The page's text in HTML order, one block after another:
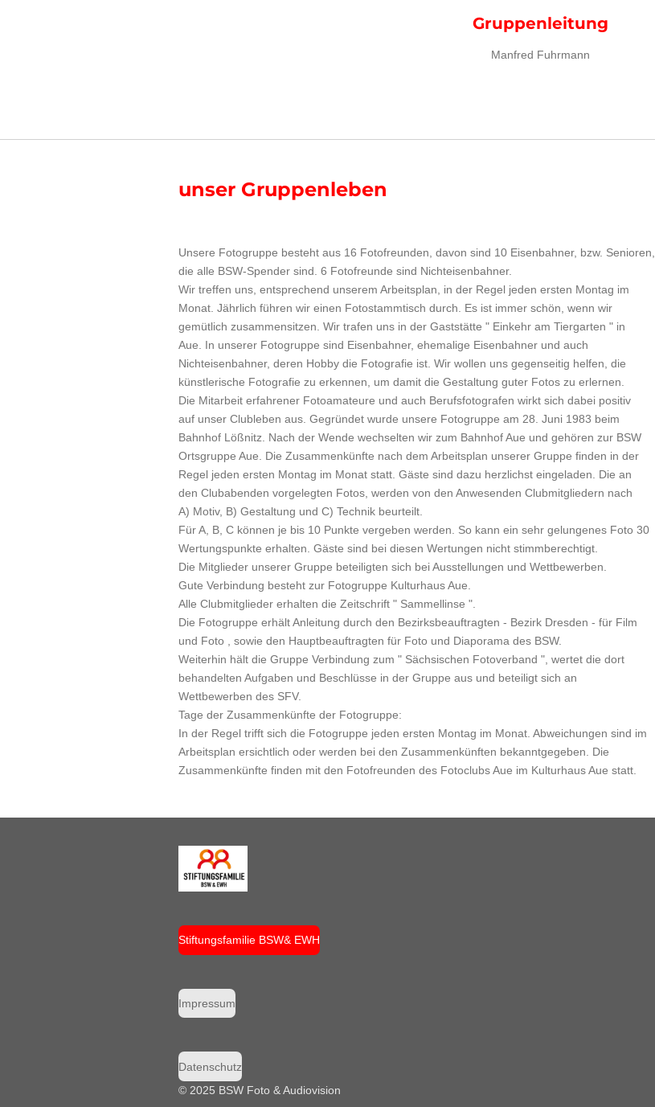
Gruppenleitung
Manfred Fuhrmann
unser Gruppenleben
Unsere Fotogruppe besteht aus 16 Fotofreunden, davon sind 10 Eisenbahner, bzw. Senioren,
die alle BSW-Spender sind. 6 Fotofreunde sind Nichteisenbahner.
Wir treffen uns, entsprechend unserem Arbeitsplan, in der Regel jeden ersten Montag im
Monat. Jährlich führen wir einen Fotostammtisch durch. Es ist immer schön, wenn wir
gemütlich zusammensitzen. Wir trafen uns in der Gaststätte " Einkehr am Tiergarten " in
Aue. In unserer Fotogruppe sind Eisenbahner, ehemalige Eisenbahner und auch
Nichteisenbahner, deren Hobby die Fotografie ist. Wir wollen uns gegenseitig helfen, die
künstlerische Fotografie zu erkennen, um damit die Gestaltung guter Fotos zu erlernen.
Die Mitarbeit erfahrener Fotoamateure und auch Berufsfotografen wirkt sich dabei positiv
auf unser Clubleben aus. Gegründet wurde unsere Fotogruppe am 28. Juni 1983 beim
Bahnhof Lößnitz. Nach der Wende wechselten wir zum Bahnhof Aue und gehören zur BSW
Ortsgruppe Aue. Die Zusammenkünfte nach dem Arbeitsplan unserer Gruppe finden in der
Regel jeden ersten Montag im Monat statt. Gäste sind dazu herzlichst eingeladen. Die an
den Clubabenden vorgelegten Fotos, werden von den Anwesenden Clubmitgliedern nach
A) Motiv, B) Gestaltung und C) Technik beurteilt.
Für A, B, C können je bis 10 Punkte vergeben werden. So kann ein sehr gelungenes Foto 30
Wertungspunkte erhalten. Gäste sind bei diesen Wertungen nicht stimmberechtigt.
Die Mitglieder unserer Gruppe beteiligten sich bei Ausstellungen und Wettbewerben.
Gute Verbindung besteht zur Fotogruppe Kulturhaus Aue.
Alle Clubmitglieder erhalten die Zeitschrift " Sammellinse ".
Die Fotogruppe erhält Anleitung durch den Bezirksbeauftragten - Bezirk Dresden - für Film
und Foto , sowie den Hauptbeauftragten für Foto und Diaporama des BSW.
Weiterhin hält die Gruppe Verbindung zum " Sächsischen Fotoverband ", wertet die dort
behandelten Aufgaben und Beschlüsse in der Gruppe aus und beteiligt sich an
Wettbewerben des SFV.
Tage der Zusammenkünfte der Fotogruppe:
In der Regel trifft sich die Fotogruppe jeden ersten Montag im Monat. Abweichungen sind im
Arbeitsplan ersichtlich oder werden bei den Zusammenkünften bekanntgegeben. Die
Zusammenkünfte finden mit den Fotofreunden des Fotoclubs Aue im Kulturhaus Aue statt.
Stiftungsfamilie BSW& EWH
Impressum
Datenschutz
© 2025 BSW Foto & Audiovision